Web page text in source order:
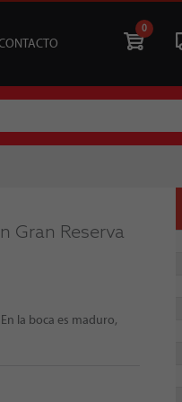
0
Gran Reserva
la boca es maduro,